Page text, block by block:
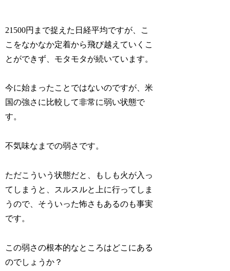
21500円まで捉えた日経平均ですが、こ
こをなかなか定着から飛び越えていくこ
とができず、モタモタが続いています。
今に始まったことではないのですが、米
国の強さに比較して非常に弱い状態で
す。
不気味なまでの弱さです。
ただこういう状態だと、もしも火が入っ
てしまうと、スルスルと上に行ってしま
うので、そういった怖さもあるのも事実
です。
この弱さの根本的なところはどこにある
のでしょうか？